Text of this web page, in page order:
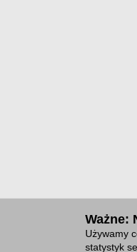
Ważne:
Używamy
statystyk